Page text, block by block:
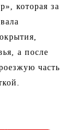
которая за
а после
часть